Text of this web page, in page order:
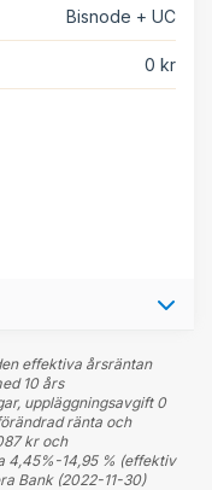
Bisnode + UC
0 kr
effektiva årsräntan
10 års
uppläggningsavgift 0
ränta och
kr och
4,45%-14,95 % (effektiv
Bank (2022-11-30)